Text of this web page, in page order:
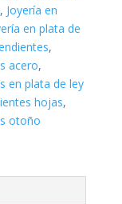
, Joyería en
en plata de
,
acero,
en plata de ley
hojas,
otoño